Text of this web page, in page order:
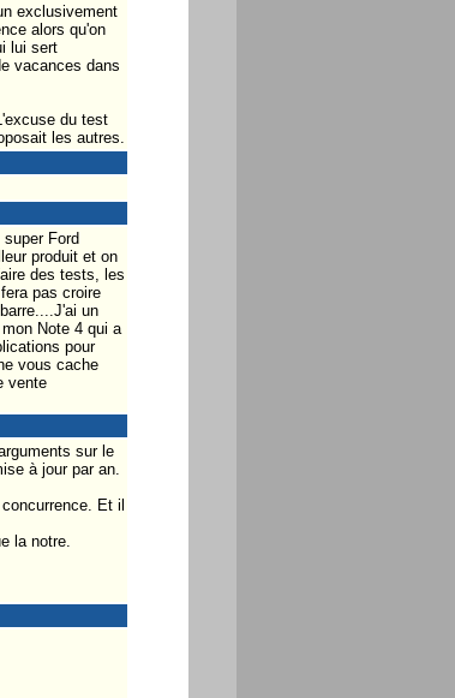
exclusivement
alors qu'on
lui sert
vacances dans
du test
les autres.
Ford
produit et on
des tests, les
pas croire
un
Note 4 qui a
pour
vous cache
vente
sur le
à jour par an.
Et il
la notre.